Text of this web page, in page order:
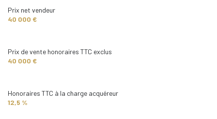
Prix net vendeur
40 000 €
Prix de vente honoraires TTC exclus
40 000 €
Honoraires TTC à la charge acquéreur
12,5 %